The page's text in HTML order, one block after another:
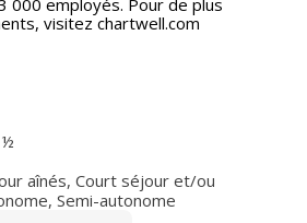
000 employés. Pour de plus
visitez chartwell.com
aînés, Court séjour et/ou
, Semi-autonome